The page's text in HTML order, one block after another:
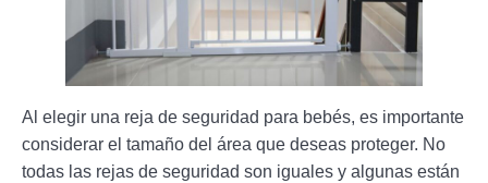
Al elegir una reja de seguridad para bebés, es importante
considerar el tamaño del área que deseas proteger. No
todas las rejas de seguridad son iguales y algunas están